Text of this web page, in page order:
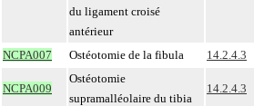
du ligament croisé
antérieur
NCPA007 Ostéotomie de la fibula 14.2.4.3
NCPA009
Ostéotomie
supramalléolaire du tibia
14.2.4.3